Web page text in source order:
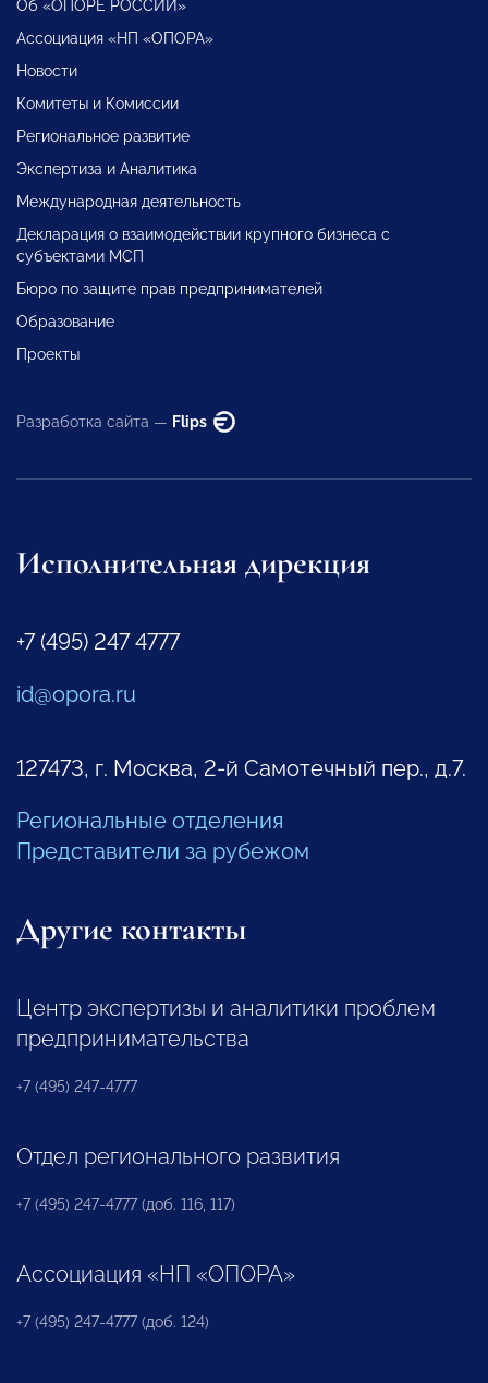
Об «ОПОРЕ РОССИИ»
Ассоциация «НП «ОПОРА»
Новости
Комитеты и Комиссии
Региональное развитие
Экспертиза и Аналитика
Международная деятельность
Декларация о взаимодействии крупного бизнеса с
субъектами МСП
Бюро по защите прав предпринимателей
Образование
Проекты
Разработка сайта — Flips
Исполнительная дирекция
+7 (495) 247 4777
id@opora.ru
127473, г. Москва, 2-й Самотечный пер., д.7.
Региональные отделения
Представители за рубежом
Другие контакты
Центр экспертизы и аналитики проблем
предпринимательства
+7 (495) 247-4777
Отдел регионального развития
+7 (495) 247-4777 (доб. 116, 117)
Ассоциация «НП «ОПОРА»
+7 (495) 247-4777 (доб. 124)